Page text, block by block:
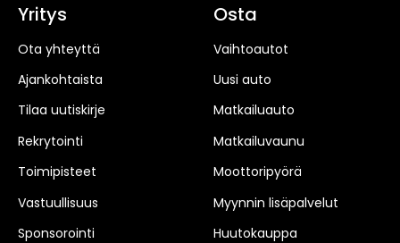
Yritys
Ota yhteyttä
Ajankohtaista
Tilaa uutiskirje
Rekrytointi
Toimipisteet
Vastuullisuus
Sponsorointi
Osta
Vaihtoautot
Uusi auto
Matkailuauto
Matkailuvaunu
Moottoripyörä
Myynnin lisäpalvelut
Huutokauppa